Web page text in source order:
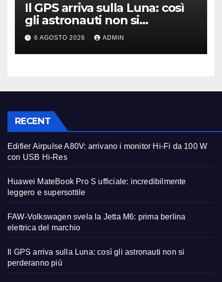
Il GPS arriva sulla Luna: così
gli astronauti non si
perderanno più
6 AGOSTO 2026 ADMIN
RECENT
Edifier Airpulse A80V: arrivano i monitor Hi-Fi da 100 W
con USB Hi-Res
Huawei MateBook Pro S ufficiale: incredibilmente
leggero e supersottile
FAW-Volkswagen svela la Jetta M6: prima berlina
elettrica del marchio
Il GPS arriva sulla Luna: così gli astronauti non si
perderanno più